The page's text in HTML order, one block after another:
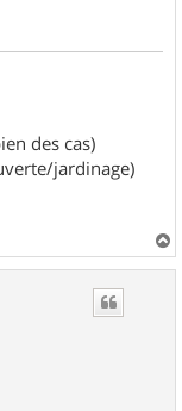
des cas)
jardinage)
a